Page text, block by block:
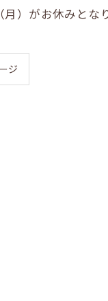
月）がお休みとな
ジ